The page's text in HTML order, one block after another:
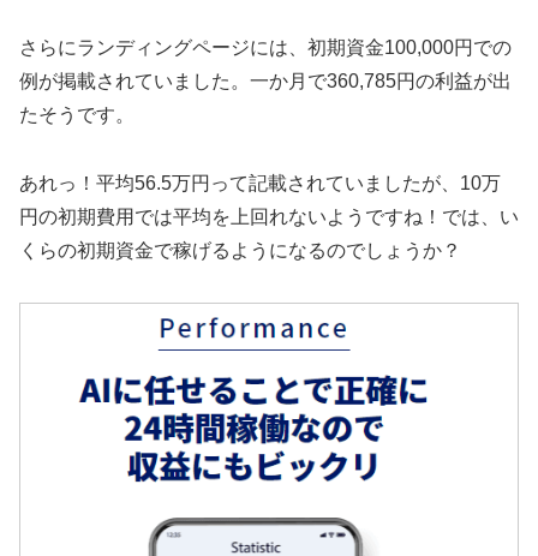
さらにランディングページには、初期資金100,000円での
例が掲載されていました。一か月で360,785円の利益が出
たそうです。
あれっ！平均56.5万円って記載されていましたが、10万
円の初期費用では平均を上回れないようですね！では、い
くらの初期資金で稼げるようになるのでしょうか？